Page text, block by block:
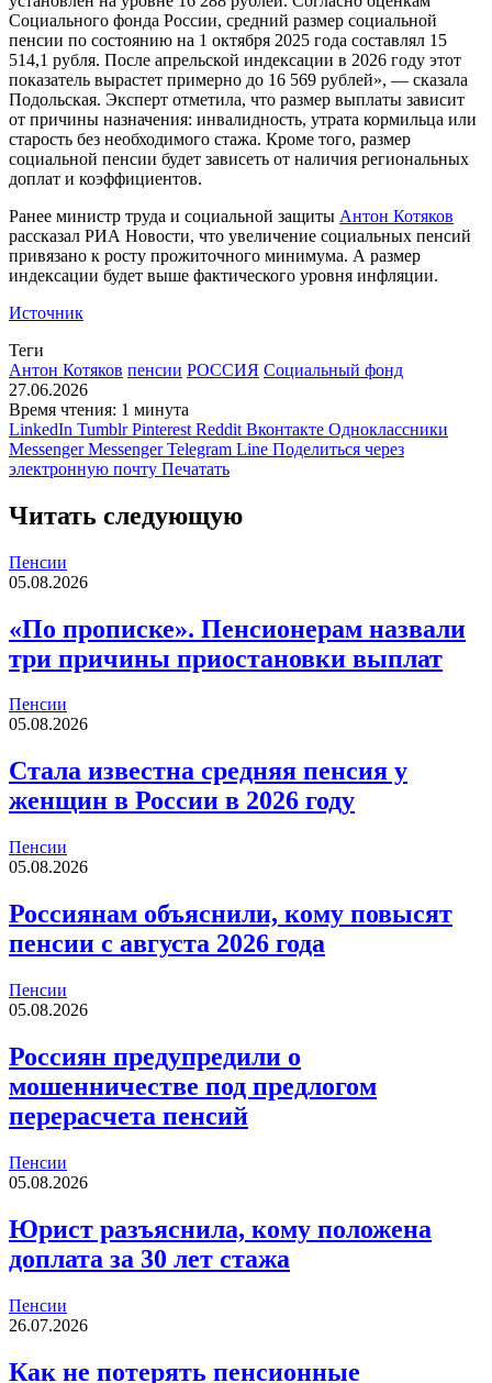
Социального фонда России, средний размер социальной
пенсии по состоянию на 1 октября 2025 года составлял 15
514,1 рубля. После апрельской индексации в 2026 году этот
показатель вырастет примерно до 16 569 рублей», — сказала
Подольская. Эксперт отметила, что размер выплаты зависит
от причины назначения: инвалидность, утрата кормильца или
старость без необходимого стажа. Кроме того, размер
социальной пенсии будет зависеть от наличия региональных
доплат и коэффициентов.
Ранее министр труда и социальной защиты Антон Котяков
рассказал РИА Новости, что увеличение социальных пенсий
привязано к росту прожиточного минимума. А размер
индексации будет выше фактического уровня инфляции.
Источник
Теги
Антон Котяков пенсии РОССИЯ Социальный фонд
27.06.2026
Время чтения: 1 минута
LinkedIn Tumblr Pinterest Reddit Вконтакте Одноклассники
Messenger Messenger Telegram Line Поделиться через
электронную почту Печатать
Читать следующую
Пенсии
05.08.2026
«По прописке». Пенсионерам назвали
три причины приостановки выплат
Пенсии
05.08.2026
Стала известна средняя пенсия у
женщин в России в 2026 году
Пенсии
05.08.2026
Россиянам объяснили, кому повысят
пенсии с августа 2026 года
Пенсии
05.08.2026
Россиян предупредили о
мошенничестве под предлогом
перерасчета пенсий
Пенсии
05.08.2026
Юрист разъяснила, кому положена
доплата за 30 лет стажа
Пенсии
26.07.2026
Как не потерять пенсионные